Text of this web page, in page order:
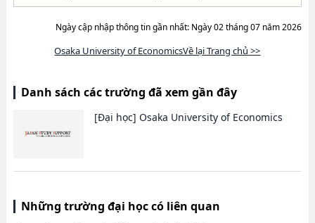
Ngày cập nhập thông tin gần nhất: Ngày 02 tháng 07 năm 2026
Osaka University of EconomicsVề lại Trang chủ >>
Danh sách các trường đã xem gần đây
[Đại học] Osaka University of Economics
Những trường đại học có liên quan